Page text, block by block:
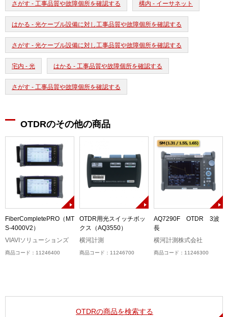
さがす - 工事品質や故障個所を確認する 構内 - イーサネット
はかる - 光ケーブル設備に対し工事品質や故障個所を確認する
さがす - 光ケーブル設備に対し工事品質や故障個所を確認する
宅内 - 光 はかる - 工事品質や故障個所を確認する
さがす - 工事品質や故障個所を確認する
OTDRのその他の商品
FiberCompletePRO（MT
S-4000V2）
VIAVIソリューションズ
商品コード：11246400
OTDR用光スイッチボッ
クス（AQ3550）
横河計測
商品コード：11246700
AQ7290F OTDR 3波
長
横河計測株式会社
商品コード：11246300
OTDRの商品を検索する